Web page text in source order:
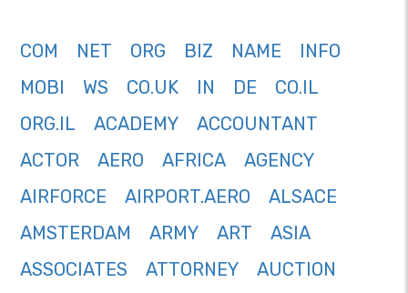
COM NET ORG BIZ NAME
INFO
MOBI
WS CO.UK IN DE
CO.IL
ORG.IL
ACADEMY
ACCOUNTANT
ACTOR
AERO AFRICA
AGENCY
AIRFORCE
AIRPORT.AERO
ALSACE
AMSTERDAM
ARMY ART
ASIA
ASSOCIATES
ATTORNEY
AUCTION